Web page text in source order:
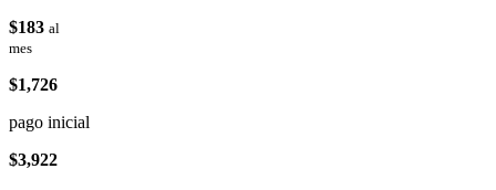
$183 al
mes
$1,726
pago inicial
$3,922